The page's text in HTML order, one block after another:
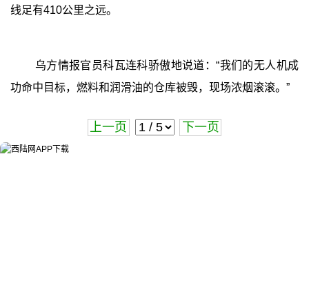
线足有410公里之远。
乌方情报官员科瓦连科骄傲地说道：“我们的无人机成
功命中目标，燃料和润滑油的仓库被毁，现场浓烟滚滚。”
上一页 下一页